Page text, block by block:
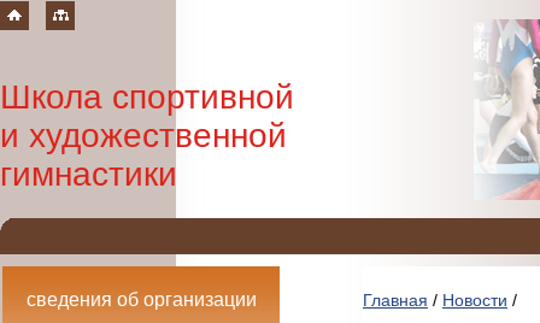
Школа спортивной
и художественной
гимнастики
сведения об организации Главная / Новости /